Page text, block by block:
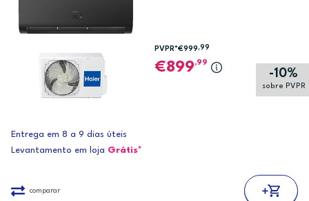
-10%
sobre PVPR
PVPR*€999,99
899,99
Entrega em 8 a 9 dias úteis
Levantamento em loja Grátis*
comparar